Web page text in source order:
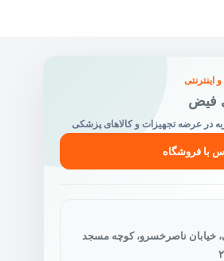
فیض
با فروشگاه
خیابان ناصرخسرو، کوچه مسجد